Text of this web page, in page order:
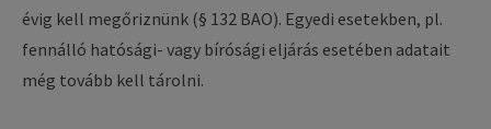
évig kell megőriznünk (§ 132 BAO). Egyedi esetekben, pl.
fennálló hatósági- vagy bírósági eljárás esetében adatait
még tovább kell tárolni.